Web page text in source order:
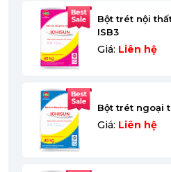
Bột trét nội
ISB3
Giá: Liên hệ
Bột trét ngoại
Giá: Liên hệ